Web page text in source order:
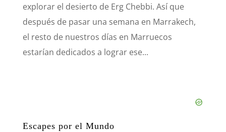
explorar el desierto de Erg Chebbi. Así que
después de pasar una semana en Marrakech,
el resto de nuestros días en Marruecos
estarían dedicados a lograr ese...
Escapes por el Mundo